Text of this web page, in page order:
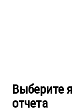
Выберите
отчета